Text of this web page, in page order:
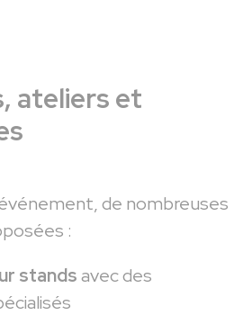
ateliers et
de nombreuses
:
standsavec des